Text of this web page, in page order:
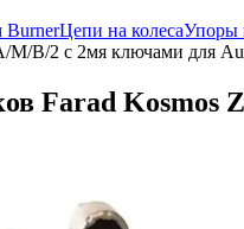
BurnerЦепи на колесаУпоры
M/B/2 с 2мя ключами для
Farad